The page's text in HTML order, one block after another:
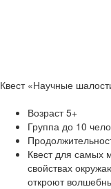
Квест «Научные
Возраст 5+
Группа до 10
Квест для самых
свойствах
откроют